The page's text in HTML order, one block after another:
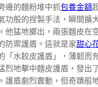
邊的麵粉堆中抓包養金額
功般的捏製手法，瞬間擴
他猛地擲出，兩張麵皮在
防禦護盾。這就是家甜心
「水餃皮護盾」，薄韌而
烈地擊中麵皮護盾，發出
護盾劇烈震動，但奇蹟般